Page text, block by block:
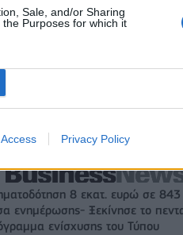
Sale, and/or Sharing
Purposes for which it
Privacy Policy
stream)
8 εκατ. ευρώ σε 843
ενημέρωσης- Ξεκίνησε το
ενίσχυσης του Τύπου